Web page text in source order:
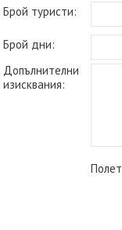
Брой туристи:
Брой дни:
Допълнителни
изисквания: